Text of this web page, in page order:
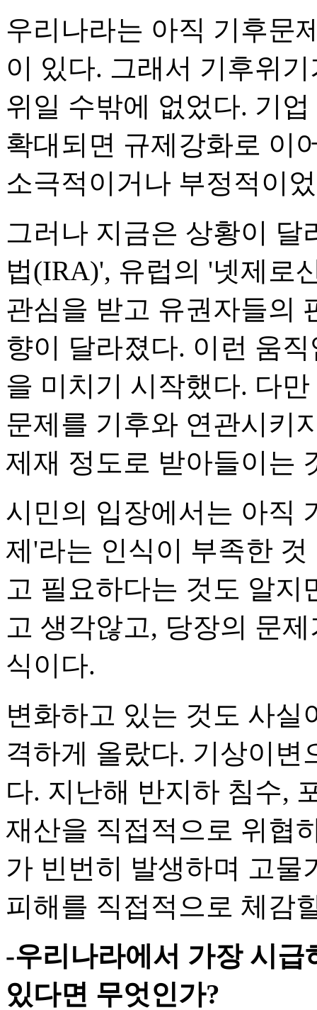
우리나라는 아직 기후문
이 있다. 그래서 기후위
위일 수밖에 없었다. 기
확대되면 규제강화로 이
소극적이거나 부정적이
그러나 지금은 상황이 달
법(IRA)', 유럽의 '넷제로
관심을 받고 유권자들의
향이 달라졌다. 이런 움
을 미치기 시작했다. 다
문제를 기후와 연관시키
제재 정도로 받아들이는
시민의 입장에서는 아직
제'라는 인식이 부족한
고 필요하다는 것도 알지
고 생각않고, 당장의 문
식이다.
변화하고 있는 것도 사실
격하게 올랐다. 기상이변
다. 지난해 반지하 침수,
재산을 직접적으로 위협
가 빈번히 발생하며 고물
피해를 직접적으로 체감
-우리나라에서 가장 시
있다면 무엇인가?